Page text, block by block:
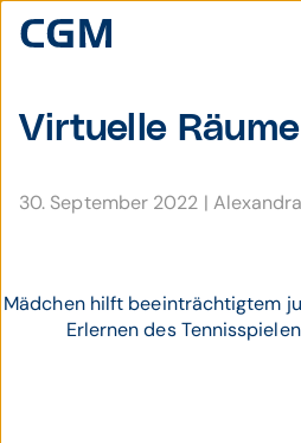
Virtuelle Räume
30. September 2022 |
Mädchen hilft beeinträchtigtem
Erlernen des